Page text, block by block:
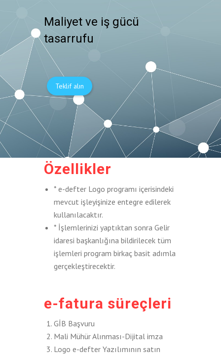
Maliyet ve iş gücü
tasarrufu
Teklif alın
Özellikler
* e-defter Logo programı içerisindeki
mevcut işleyişinize entegre edilerek
kullanılacaktır.
* İşlemlerinizi yaptıktan sonra Gelir
idaresi başkanlığına bildirilecek tüm
işlemleri program birkaç basit adımla
gerçekleştirecektir.
e-fatura süreçleri
GİB Başvuru
Mali Mühür Alınması-Dijital imza
Logo e-defter Yazılımının satın